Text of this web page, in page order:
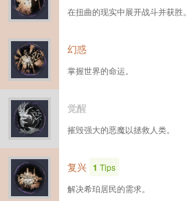
在扭曲的现实中展开战斗并获胜。
幻惑
掌握世界的命运。
觉醒
摧毁强大的恶魔以拯救人类。
复兴 1 Tips
解决希珀居民的需求。